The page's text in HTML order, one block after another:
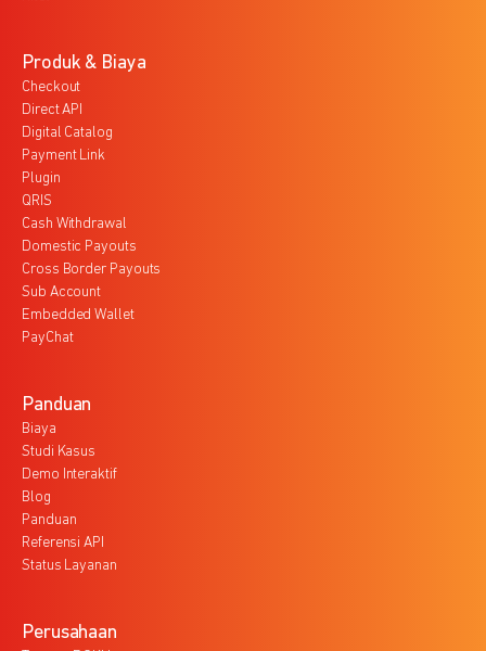
Produk & Biaya
Checkout
Direct API
Digital Catalog
Payment Link
Plugin
QRIS
Cash Withdrawal
Domestic Payouts
Cross Border Payouts
Sub Account
Embedded Wallet
PayChat
Panduan
Biaya
Studi Kasus
Demo Interaktif
Blog
Panduan
Referensi API
Status Layanan
Perusahaan